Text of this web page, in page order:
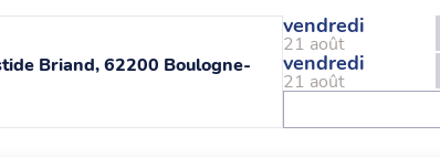
Briand, 62200 Boulogne-
vendredi
21 août
vendredi
21 août